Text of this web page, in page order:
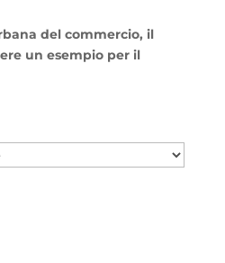
del commercio, il
un esempio per il